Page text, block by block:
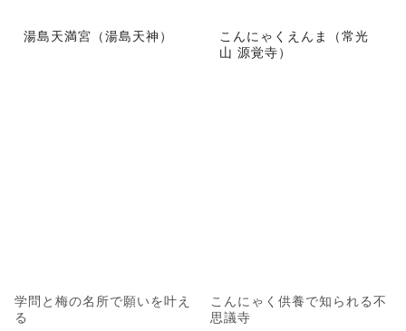
湯島天満宮（湯島天神）
学問と梅の名所で願いを叶え
る
こんにゃくえんま（常光
山 源覚寺）
こんにゃく供養で知られる不
思議寺